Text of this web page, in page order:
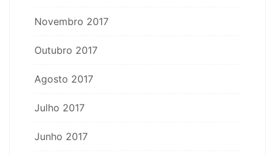
Novembro 2017
Outubro 2017
Agosto 2017
Julho 2017
Junho 2017